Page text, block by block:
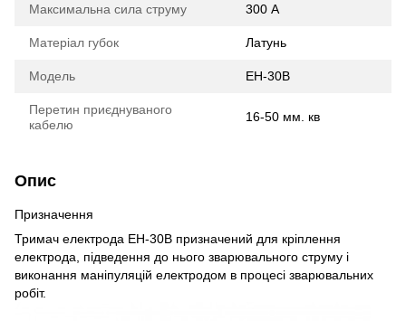
Максимальна сила струму 300 А
Матеріал губок Латунь
Модель EH-30B
Перетин приєднуваного
кабелю
16-50 мм. кв
Опис
Призначення
Тримач електрода ЕН-30В призначений для кріплення
електрода, підведення до нього зварювального струму і
виконання маніпуляцій електродом в процесі зварювальних
робіт.